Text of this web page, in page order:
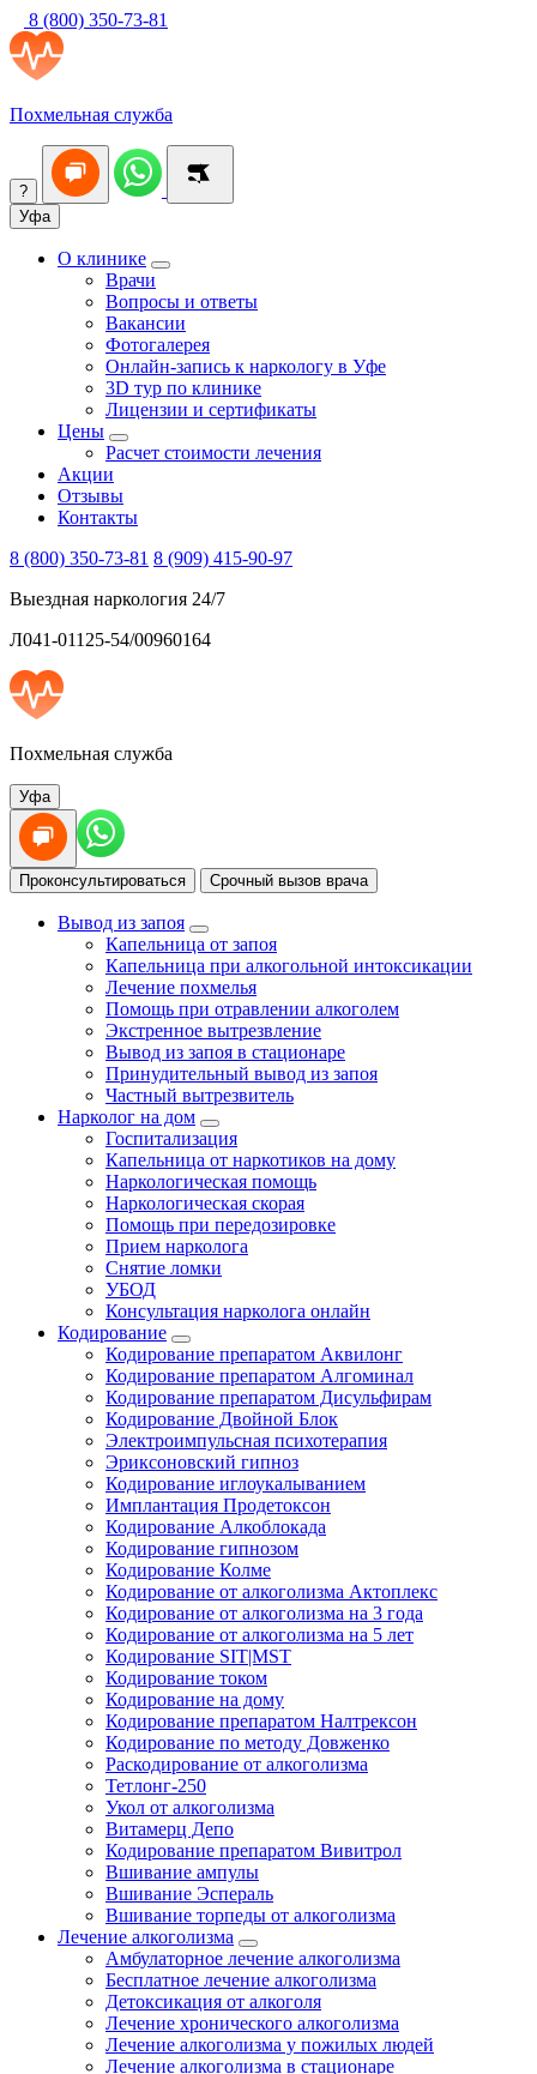
8 (800) 350-73-81
Похмельная служба
?
Уфа
О клинике
Врачи
Вопросы и ответы
Вакансии
Фотогалерея
Онлайн-запись к наркологу в Уфе
3D тур по клинике
Лицензии и сертификаты
Цены
Расчет стоимости лечения
Акции
Отзывы
Контакты
8 (800) 350-73-81 8 (909) 415-90-97
Выездная наркология 24/7
Л041-01125-54/00960164
Похмельная служба
Уфа
Проконсультироваться Срочный вызов врача
Вывод из запоя
Капельница от запоя
Капельница при алкогольной интоксикации
Лечение похмелья
Помощь при отравлении алкоголем
Экстренное вытрезвление
Вывод из запоя в стационаре
Принудительный вывод из запоя
Частный вытрезвитель
Нарколог на дом
Госпитализация
Капельница от наркотиков на дому
Наркологическая помощь
Наркологическая скорая
Помощь при передозировке
Прием нарколога
Снятие ломки
УБОД
Консультация нарколога онлайн
Кодирование
Кодирование препаратом Аквилонг
Кодирование препаратом Алгоминал
Кодирование препаратом Дисульфирам
Кодирование Двойной Блок
Электроимпульсная психотерапия
Эриксоновский гипноз
Кодирование иглоукалыванием
Имплантация Продетоксон
Кодирование Алкоблокада
Кодирование гипнозом
Кодирование Колме
Кодирование от алкоголизма Актоплекс
Кодирование от алкоголизма на 3 года
Кодирование от алкоголизма на 5 лет
Кодирование SIT|MST
Кодирование током
Кодирование на дому
Кодирование препаратом Налтрексон
Кодирование по методу Довженко
Раскодирование от алкоголизма
Тетлонг-250
Укол от алкоголизма
Витамерц Депо
Кодирование препаратом Вивитрол
Вшивание ампулы
Вшивание Эспераль
Вшивание торпеды от алкоголизма
Лечение алкоголизма
Амбулаторное лечение алкоголизма
Бесплатное лечение алкоголизма
Детоксикация от алкоголя
Лечение хронического алкоголизма
Лечение алкоголизма у пожилых людей
Лечение алкоголизма в стационаре